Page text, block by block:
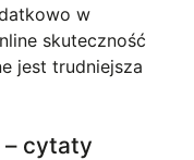
w
skuteczność
jest trudniejsza
cytaty